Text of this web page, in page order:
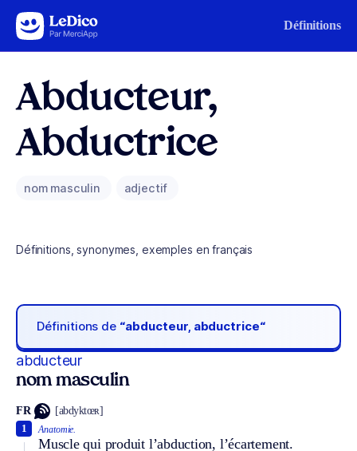
Aller au contenu Définitions
Abducteur,
Abductrice
nom masculin adjectif
Définitions, synonymes, exemples en français
Définitions de “abducteur, abductrice“
abducteur
nom masculin
FR [abdyktœʀ]
Anatomie.
Muscle qui produit l’abduction, l’écartement.
1